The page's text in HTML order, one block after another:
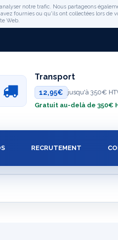
notre trafic. Nous partageons
fournies ou qu'ils ont collectées lors de
Web.
Transport
12,95€
jusqu'à 350€
Gratuit au-delà de 350€
RECRUTEMENT